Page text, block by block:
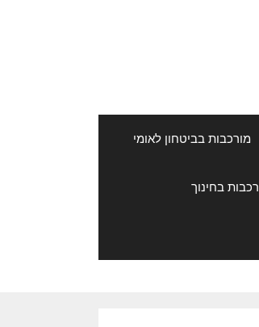
מורכבות בביטחון לאומי
בחינוך